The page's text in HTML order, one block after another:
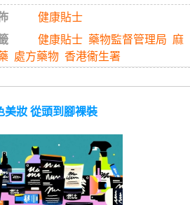
健康貼士
健康貼士 藥物監督管理局 麻
處方藥物 香港衞生署
美妝 從頭到腳裸裝